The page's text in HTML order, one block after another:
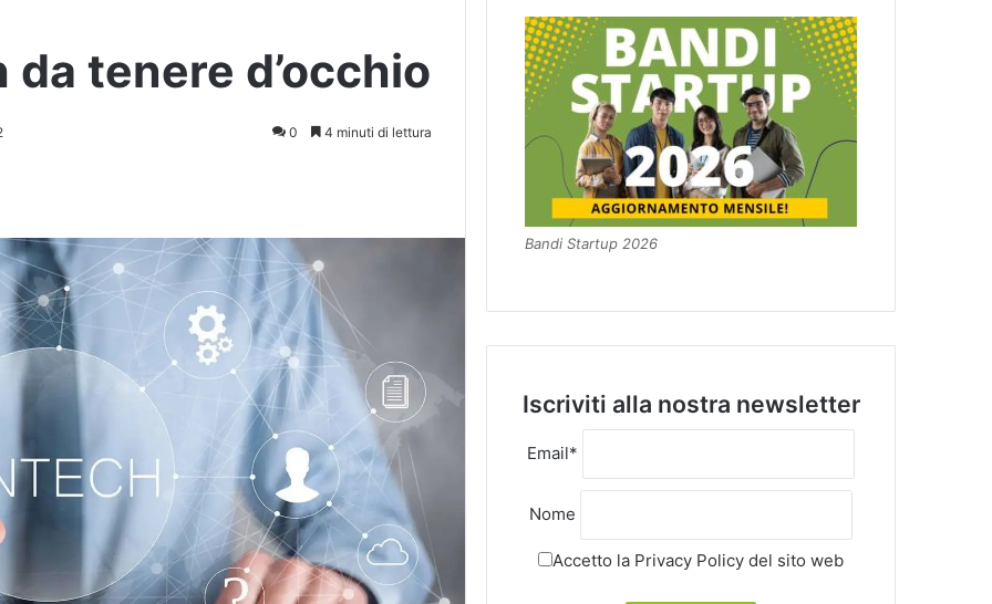
tenere d’occhio
0 4 minuti di lettura
Bandi Startup 2026
Iscriviti alla nostra newsletter
Email*
Nome
Accetto la Privacy Policy del sito web